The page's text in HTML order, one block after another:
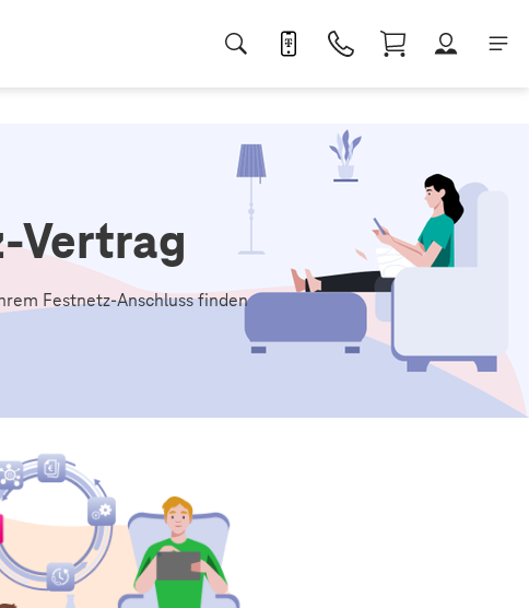
Vertrag
Festnetz-Anschluss finden